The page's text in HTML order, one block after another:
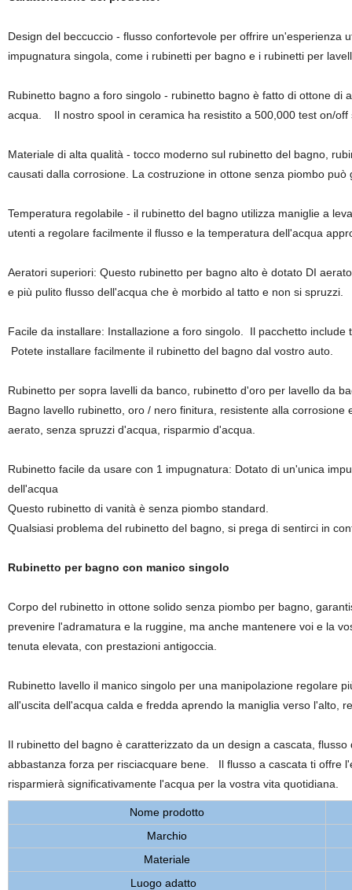
Design del beccuccio - flusso confortevole per offrire un'esperienza
impugnatura singola, come i rubinetti per bagno e i rubinetti per
Rubinetto bagno a foro singolo - rubinetto bagno è fatto di ottone
acqua. Il nostro spool in ceramica ha resistito a 500,000 test on/off
Materiale di alta qualità - tocco moderno sul rubinetto del bagno,
causati dalla corrosione. La costruzione in ottone senza piombo
Temperatura regolabile - il rubinetto del bagno utilizza maniglie a
utenti a regolare facilmente il flusso e la temperatura dell'acqua
Aeratori superiori: Questo rubinetto per bagno alto è dotato DI
e più pulito flusso dell'acqua che è morbido al tatto e non si spruzzi.
Facile da installare: Installazione a foro singolo. Il pacchetto
Potete installare facilmente il rubinetto del bagno dal vostro auto.
Rubinetto per sopra lavelli da banco, rubinetto d'oro per lavello da
Bagno lavello rubinetto, oro / nero finitura, resistente alla
aerato, senza spruzzi d'acqua, risparmio d'acqua.
Rubinetto facile da usare con 1 impugnatura: Dotato di un'unica
dell'acqua
Questo rubinetto di vanità è senza piombo standard.
Qualsiasi problema del rubinetto del bagno, si prega di sentirci in
Rubinetto per bagno con manico singolo
Corpo del rubinetto in ottone solido senza piombo per bagno,
prevenire l'adramatura e la ruggine, ma anche mantenere voi e la
tenuta elevata, con prestazioni antigoccia.
Rubinetto lavello il manico singolo per una manipolazione regolare
all'uscita dell'acqua calda e fredda aprendo la maniglia verso l'alto,
Il rubinetto del bagno è caratterizzato da un design a cascata,
abbastanza forza per risciacquare bene. Il flusso a cascata ti offre
risparmierà significativamente l'acqua per la vostra vita quotidiana.
Nome prodotto
Marchio
Materiale
Luogo adatto